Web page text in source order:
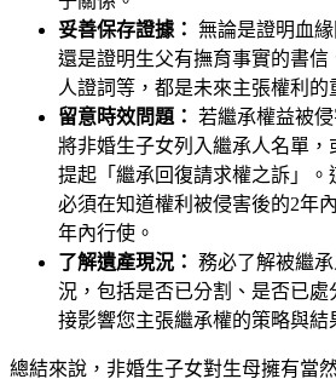
妥善保存證據： 無論是證明血
還是證明生父有撫育事實的書
人證詞等，都是未來主張權利的
留意時效問題： 若繼承權益被
將非婚生子女列入繼承人名單，
提起「繼承回復請求權之訴」。
必須在知道權利被侵害後的2年
年內行使。
了解遺產現況： 務必了解被繼
況，包括是否已分割、是否已
接影響您主張繼承權的策略與結
總結來說，非婚生子女對生母擁有當